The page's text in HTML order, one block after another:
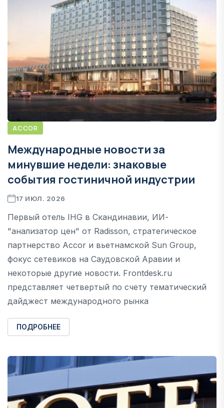
ACCOR
Международные новости за
минувшие недели: знаковые
события гостиничной индустрии
17 ИЮЛ. 2026
Первый отель IHG в Скандинавии, ИИ-
"анализатор цен" от Radisson, стратегическое
партнерство Accor и вьетнамской Sun Group,
фокус сетевиков на Саудовской Аравии и
некоторые другие новости. Frontdesk.ru
представляет четвертый по счету тематический
дайджест международного рынка
ПОДРОБНЕЕ